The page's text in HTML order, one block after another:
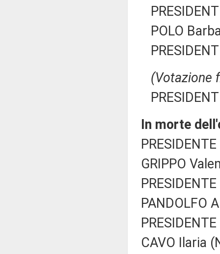
POLO
(Votazione
In morte
GRIPPO
PANDOLFO
CAVO Ilaria